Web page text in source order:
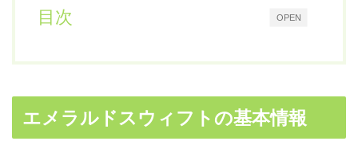
OPEN
目次
エメラルドスウィフトの基本情報